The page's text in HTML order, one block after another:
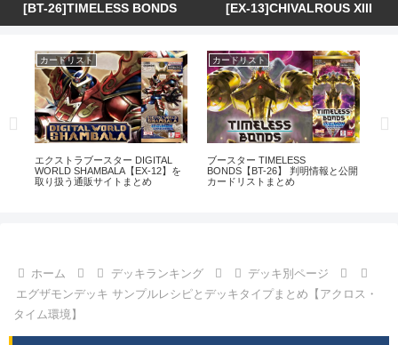
[BT-26]TIMELESS BONDS [EX-13]CHIVALROUS XIII
カードリスト
エクストラブースター DIGITAL
WORLD SHAMBALA【EX-12】を
取り扱う通販サイトまとめ
カードリスト
ブースター TIMELESS
BONDS【BT-26】 判明情報と公開
カードリストまとめ
ホーム デッキランキング
デッキ別ページ
エグザモンデッキ サンプルレシピとデッキタイプまとめ【アクロス・
タイム環境】